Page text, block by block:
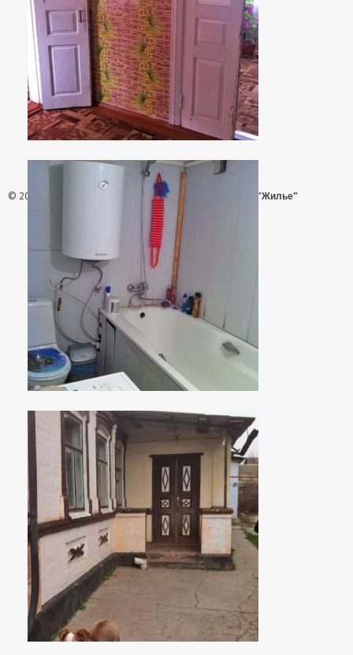
© 2026 - АН "Жилье" ООО "Агентство Недвижимости "Жилье"